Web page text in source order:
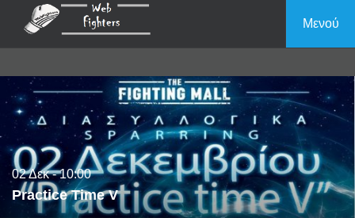
Μενού
02 Δεκ- 10:00
Practice Time V